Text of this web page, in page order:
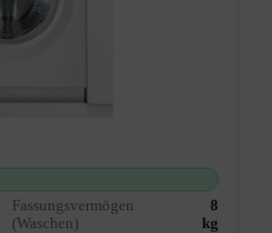
Fassungsvermögen
(Waschen)
8
kg